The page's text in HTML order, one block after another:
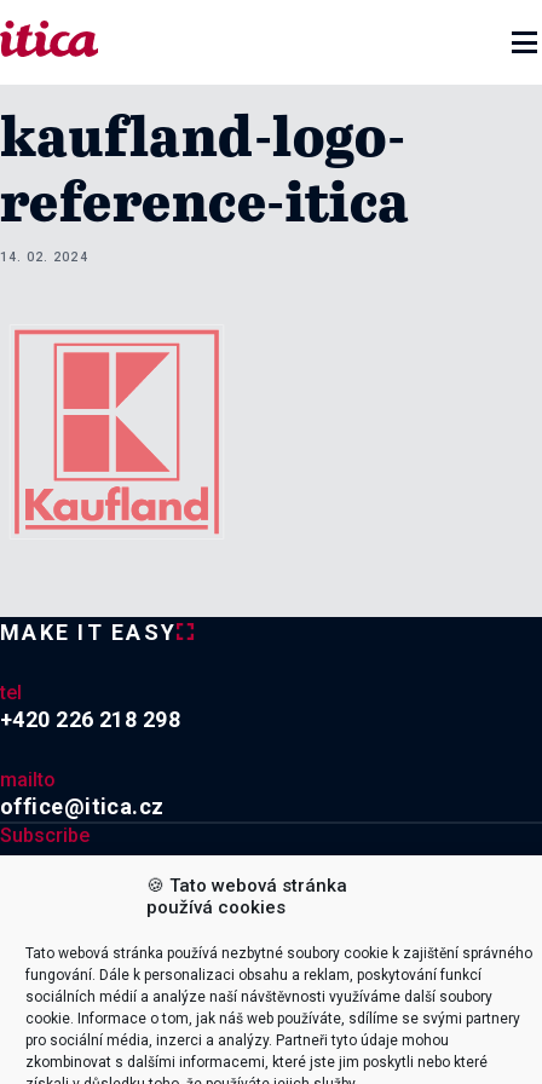
🍪 Tato webová stránka
používá cookies
Tato webová stránka používá nezbytné soubory cookie k zajištění správného
fungování. Dále k personalizaci obsahu a reklam, poskytování funkcí
sociálních médií a analýze naší návštěvnosti využíváme další soubory
cookie. Informace o tom, jak náš web používáte, sdílíme se svými partnery
pro sociální média, inzerci a analýzy. Partneři tyto údaje mohou
zkombinovat s dalšími informacemi, které jste jim poskytli nebo které

kaufland-logo-
reference-itica
14. 02. 2024
MAKE IT EASY
tel
+420 226 218 298
mailto
office@itica.cz
Subscribe
Explore
Naše služby
Integrace
Productoo
Company
Kariéra
O firmě
Certifikace & Ocenění